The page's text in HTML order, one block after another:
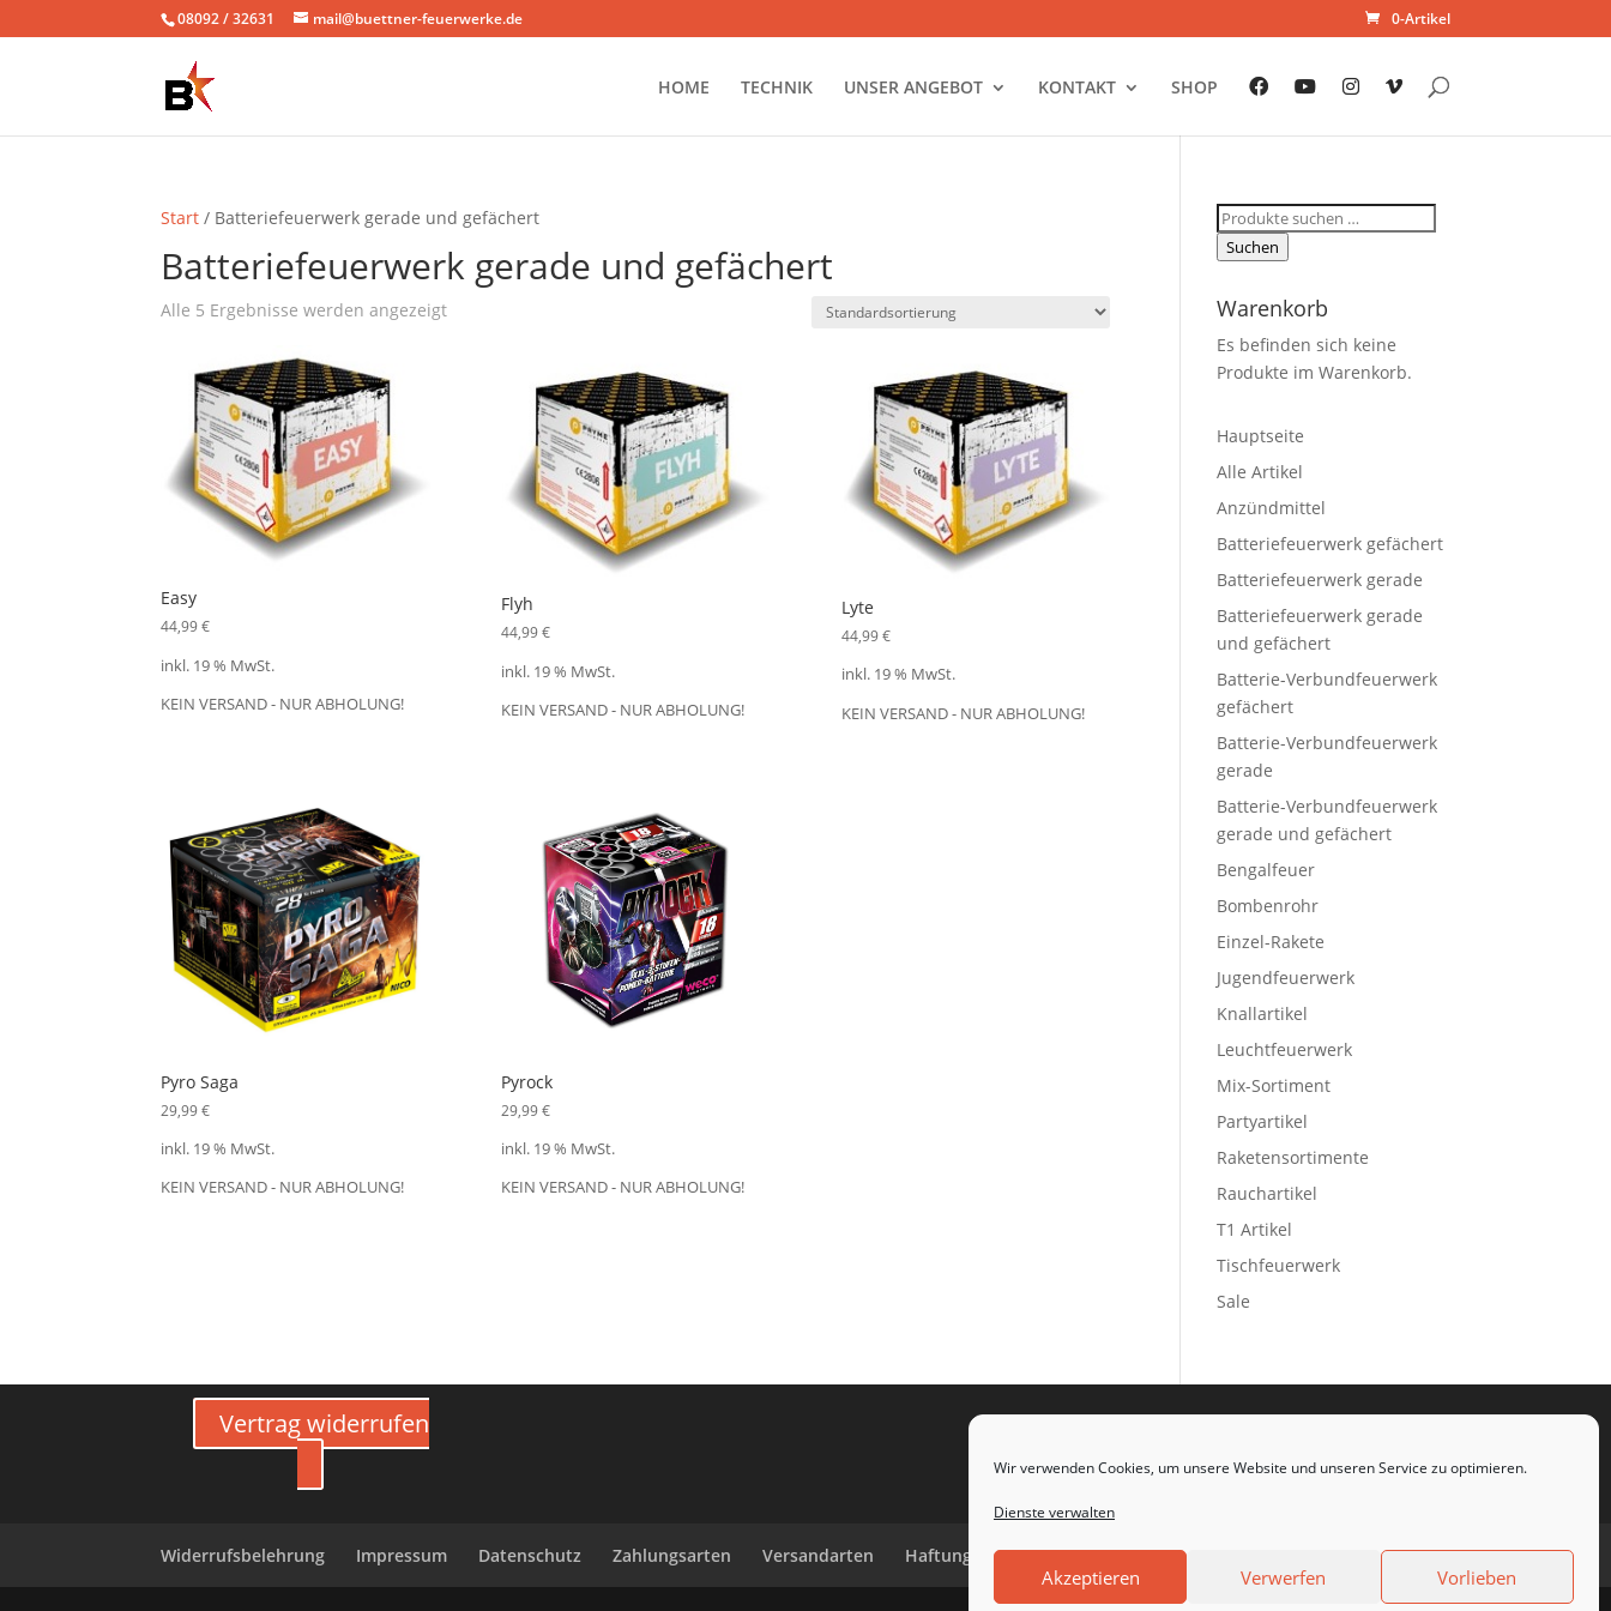
Wir verwenden Cookies, um unsere Website und unseren Service zu optimieren.
Dienste verwalten
Akzeptieren Verwerfen Vorlieben
08092 / 32631 mail@buettner-feuerwerke.de 0-Artikel
HOME TECHNIK UNSER ANGEBOT KONTAKT SHOP
Start / Batteriefeuerwerk gerade und gefächert
Batteriefeuerwerk gerade und gefächert
Alle 5 Ergebnisse werden angezeigt
Easy
44,99€
inkl. 19 % MwSt.
KEIN VERSAND - NUR ABHOLUNG!
Flyh
44,99€
inkl. 19 % MwSt.
KEIN VERSAND - NUR ABHOLUNG!
Lyte
44,99€
inkl. 19 % MwSt.
KEIN VERSAND - NUR ABHOLUNG!
Pyro Saga
29,99€
inkl. 19 % MwSt.
KEIN VERSAND - NUR ABHOLUNG!
Pyrock
29,99€
inkl. 19 % MwSt.
KEIN VERSAND - NUR ABHOLUNG!
Suchen
nach:
Suchen
Warenkorb
Es befinden sich keine
Produkte im Warenkorb.
Hauptseite
Alle Artikel
Anzündmittel
Batteriefeuerwerk gefächert
Batteriefeuerwerk gerade
Batteriefeuerwerk gerade
und gefächert
Batterie-Verbundfeuerwerk
gefächert
Batterie-Verbundfeuerwerk
gerade
Batterie-Verbundfeuerwerk
gerade und gefächert
Bengalfeuer
Bombenrohr
Einzel-Rakete
Jugendfeuerwerk
Knallartikel
Leuchtfeuerwerk
Mix-Sortiment
Partyartikel
Raketensortimente
Rauchartikel
T1 Artikel
Tischfeuerwerk
Sale
Vertrag widerrufen
Widerrufsbelehrung Impressum Datenschutz Zahlungsarten Versandarten Haftungsausschluss Cookie-Richtlinie (EU)